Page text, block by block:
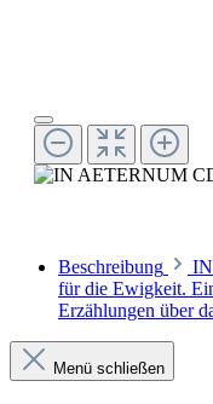
Beschreibung
für die Ewigkeit.
Erzählungen über
Menü schließen